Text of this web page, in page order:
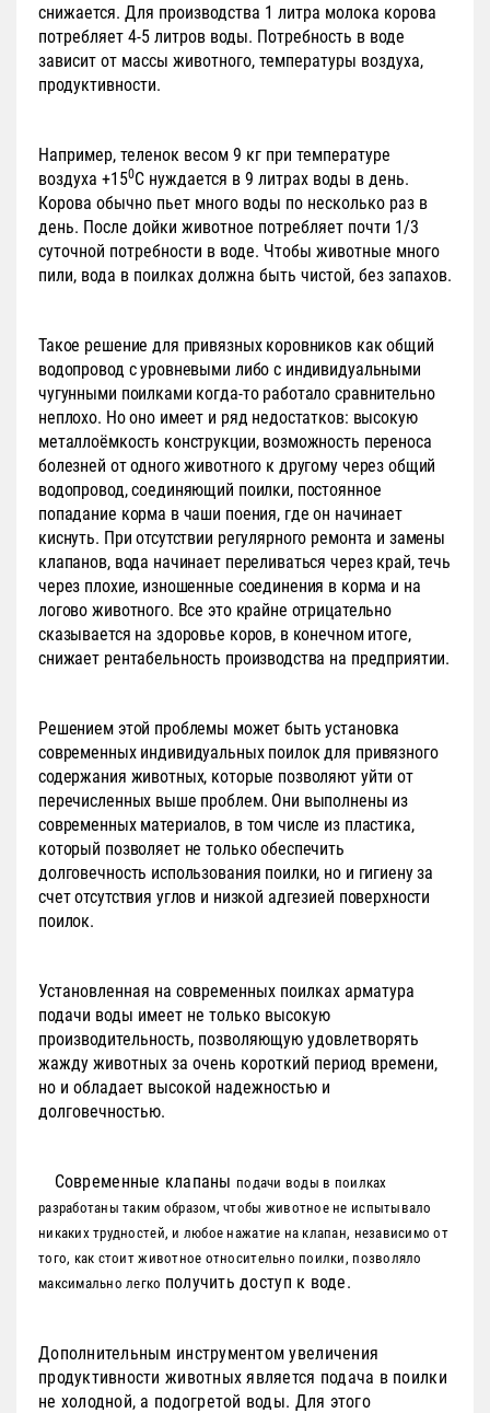
снижается. Для производства 1 литра молока корова
потребляет 4-5 литров воды. Потребность в воде
зависит от массы животного, температуры воздуха,
продуктивности.
Например, теленок весом 9 кг при температуре
воздуха +150С нуждается в 9 литрах воды в день.
Корова обычно пьет много воды по несколько раз в
день. После дойки животное потребляет почти 1/3
суточной потребности в воде. Чтобы животные много
пили, вода в поилках должна быть чистой, без запахов.
Такое решение для привязных коровников как общий
водопровод с уровневыми либо с индивидуальными
чугунными поилками когда-то работало сравнительно
неплохо. Но оно имеет и ряд недостатков: высокую
металлоёмкость конструкции, возможность переноса
болезней от одного животного к другому через общий
водопровод, соединяющий поилки, постоянное
попадание корма в чаши поения, где он начинает
киснуть. При отсутствии регулярного ремонта и замены
клапанов, вода начинает переливаться через край, течь
через плохие, изношенные соединения в корма и на
логово животного. Все это крайне отрицательно
сказывается на здоровье коров, в конечном итоге,
снижает рентабельность производства на предприятии.
Решением этой проблемы может быть установка
современных индивидуальных поилок для привязного
содержания животных, которые позволяют уйти от
перечисленных выше проблем. Они выполнены из
современных материалов, в том числе из пластика,
который позволяет не только обеспечить
долговечность использования поилки, но и гигиену за
счет отсутствия углов и низкой адгезией поверхности
поилок.
Установленная на современных поилках арматура
подачи воды имеет не только высокую
производительность, позволяющую удовлетворять
жажду животных за очень короткий период времени,
но и обладает высокой надежностью и
долговечностью.
Современные клапаны подачи воды в поилках
разработаны таким образом, чтобы животное не испытывало
никаких трудностей, и любое нажатие на клапан, независимо от
того, как стоит животное относительно поилки, позволяло
максимально легко получить доступ к воде.
Дополнительным инструментом увеличения
продуктивности животных является подача в поилки
не холодной, а подогретой воды. Для этого